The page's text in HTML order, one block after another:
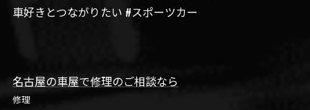
車好きとつながりたい #スポーツカー
名古屋の車屋で修理のご相談なら
修理